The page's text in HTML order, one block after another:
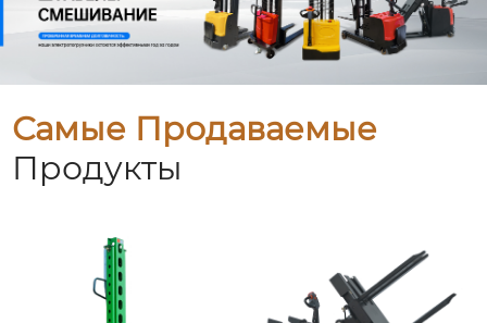
Самые Продаваемые
Продукты